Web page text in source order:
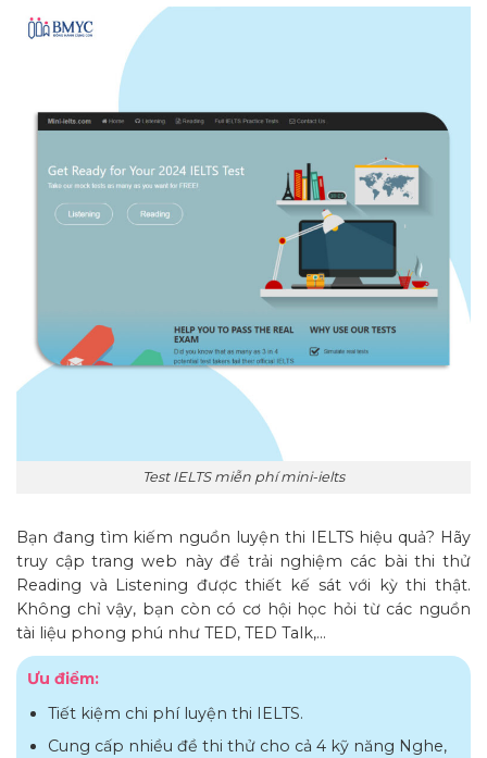
Test IELTS miễn phí mini-ielts
Bạn đang tìm kiếm nguồn luyện thi IELTS hiệu quả? Hãy
truy cập trang web này để trải nghiệm các bài thi thử
Reading và Listening được thiết kế sát với kỳ thi thật.
Không chỉ vậy, bạn còn có cơ hội học hỏi từ các nguồn
tài liệu phong phú như TED, TED Talk,…
Ưu điểm:
Tiết kiệm chi phí luyện thi IELTS.
Cung cấp nhiều đề thi thử cho cả 4 kỹ năng Nghe,